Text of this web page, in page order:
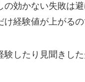
の効かない失敗は
経験値が上がるの
験したり見聞きし